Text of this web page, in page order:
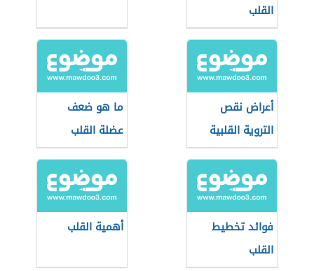
القلب
أعراض نقص
التروية القلبية
ما هو ضعف
عضلة القلب
فوائد تخطيط
القلب
أهمية القلب